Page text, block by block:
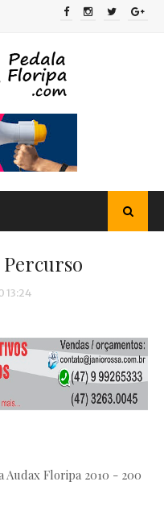
13:24
Floripa 2010 - 200